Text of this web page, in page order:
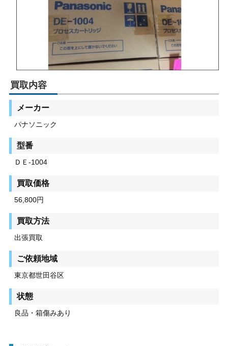
買取内容
メーカー
パナソニック
型番
ＤＥ-1004
買取価格
56,800円
買取方法
出張買取
ご依頼地域
東京都世田谷区
状態
良品・箱傷みあり